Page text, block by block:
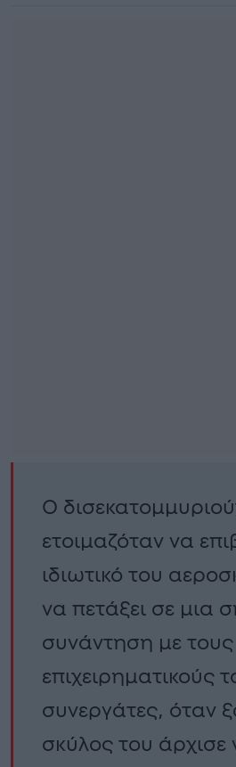
Ο
ετοιμαζόταν να
ιδιωτικό του
να πετάξει σε μια
συνάντηση με τους
επιχειρηματικούς
συνεργάτες, όταν
σκύλος του άρχισε